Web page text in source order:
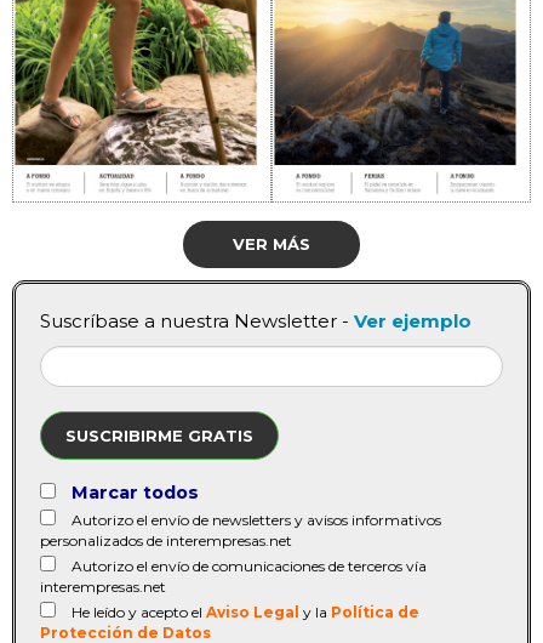
VER MÁS
Suscríbase a nuestra Newsletter - Ver ejemplo
SUSCRIBIRME GRATIS
Marcar todos
Autorizo el envío de newsletters y avisos informativos
personalizados de interempresas.net
Autorizo el envío de comunicaciones de terceros vía
interempresas.net
He leído y acepto el Aviso Legal y la Política de
Protección de Datos